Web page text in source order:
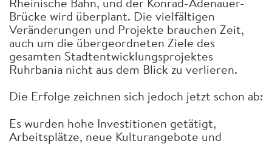
Brücke wird überplant. Die vielfältigen
Veränderungen und Projekte brauchen Zeit,
auch um die übergeordneten Ziele des
gesamten Stadtentwicklungsprojektes
Ruhrbania nicht aus dem Blick zu verlieren.
Die Erfolge zeichnen sich jedoch jetzt schon ab:
Es wurden hohe Investitionen getätigt,
Arbeitsplätze, neue Kulturangebote und